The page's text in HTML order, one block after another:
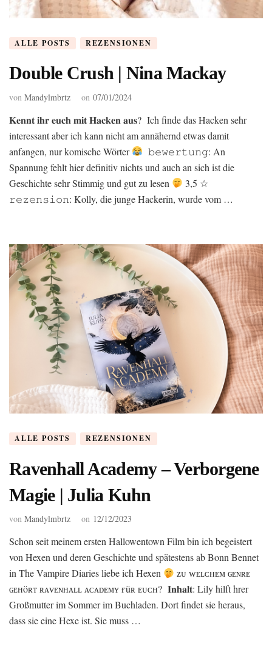
ALLE POSTS REZENSIONEN
Double Crush | Nina Mackay
von Mandylmbrtz on 07/01/2024
𝐊𝐞𝐧𝐧𝐭 𝐢𝐡𝐫 𝐞𝐮𝐜𝐡 𝐦𝐢𝐭 𝐇𝐚𝐜𝐤𝐞𝐧 𝐚𝐮𝐬? Ich finde das Hacken sehr
interessant aber ich kann nicht am annähernd etwas damit
anfangen, nur komische Wörter
𝚋𝚎𝚠𝚎𝚛𝚝𝚞𝚗𝚐: An
Spannung fehlt hier definitiv nichts und auch an sich ist die
Geschichte sehr Stimmig und gut zu lesen
3,5 ☆
𝚛𝚎𝚣𝚎𝚗𝚜𝚒𝚘𝚗: Kolly, die junge Hackerin, wurde vom …
ALLE POSTS REZENSIONEN
Ravenhall Academy – Verborgene
Magie | Julia Kuhn
von Mandylmbrtz on 12/12/2023
Schon seit meinem ersten Hallowentown Film bin ich begeistert
von Hexen und deren Geschichte und spätestens ab Bonn Bennet
in The Vampire Diaries liebe ich Hexen
ᴢᴜ ᴡᴇʟᴄʜᴇᴍ ɢᴇɴʀᴇ
ɢᴇʜöʀᴛ ʀᴀᴠᴇɴʜᴀʟʟ ᴀᴄᴀᴅᴇᴍʏ ғüʀ ᴇᴜᴄʜ? 𝐈𝐧𝐡𝐚𝐥𝐭: Lily hilft hrer
Großmutter im Sommer im Buchladen. Dort findet sie heraus,
dass sie eine Hexe ist. Sie muss …